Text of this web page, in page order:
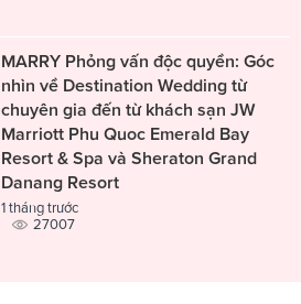
MARRY Phỏng vấn độc quyền: Góc
nhìn về Destination Wedding từ
chuyên gia đến từ khách sạn JW
Marriott Phu Quoc Emerald Bay
Resort & Spa và Sheraton Grand
Danang Resort
1 tháng trước
27007